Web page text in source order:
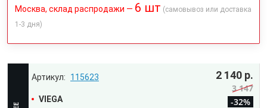
Москва, склад распродажи — 6 шт (самовывоз или доставка
1-3 дня)
115623
VIEGA
2 140 р.
3 147
-32%